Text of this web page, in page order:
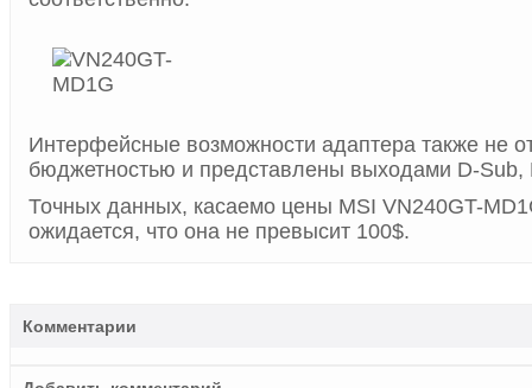
Интерфейсные возможности адаптера также не
бюджетностью и представлены выходами D-Sub,
Точных данных, касаемо цены MSI VN240GT-
ожидается, что она не превысит 100$.
Комментарии